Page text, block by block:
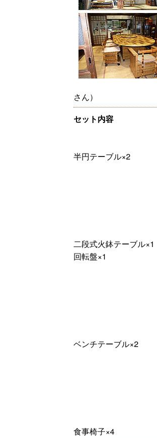
さん）
セット内容
半円テーブル×2
二段式火鉢テーブル×1
回転盤×1
ベンチテーブル×2
食事椅子×4